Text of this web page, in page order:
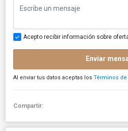
Acepto recibir información sobre
Enviar
Al enviar tus datos aceptas los Términos de
Compartir: